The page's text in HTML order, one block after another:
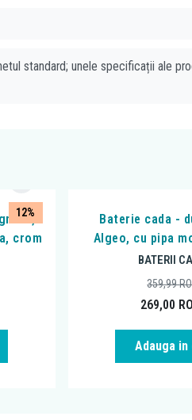
standard; unele specificații ale
12%
crom
Baterie cada -
Algeo, cu pipa
BATERII
269,00
359,99
Adauga in